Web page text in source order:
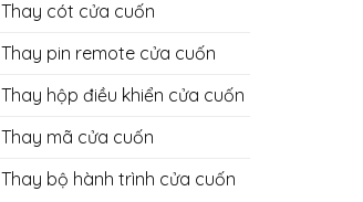
Thay cót cửa cuốn
Thay pin remote cửa cuốn
Thay hộp điều khiển cửa cuốn
Thay mã cửa cuốn
Thay bộ hành trình cửa cuốn